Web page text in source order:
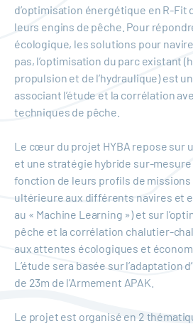
d’optimisation énergétique en R-Fit
leurs engins de pêche. Pour
écologique, les solutions pour
pas, l’optimisation du parc existant
propulsion et de l’hydraulique) est
associant l’étude et la corrélation
techniques de pêche.
Le cœur du projet HYBA repose sur
et une stratégie hybride sur-mesure
fonction de leurs profils de missions
ultérieure aux différents navires et
au « Machine Learning ») et sur
pêche et la corrélation chalutier-
aux attentes écologiques et
L’étude sera basée sur l’adaptation
de 23m de l’Armement APAK.
Le projet est organisé en 2